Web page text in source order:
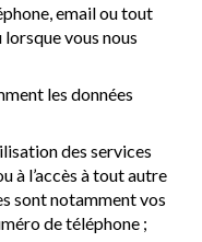
email ou tout
vous nous
les données
des services
à l’accès à tout autre
sont notamment vos
de téléphone ;